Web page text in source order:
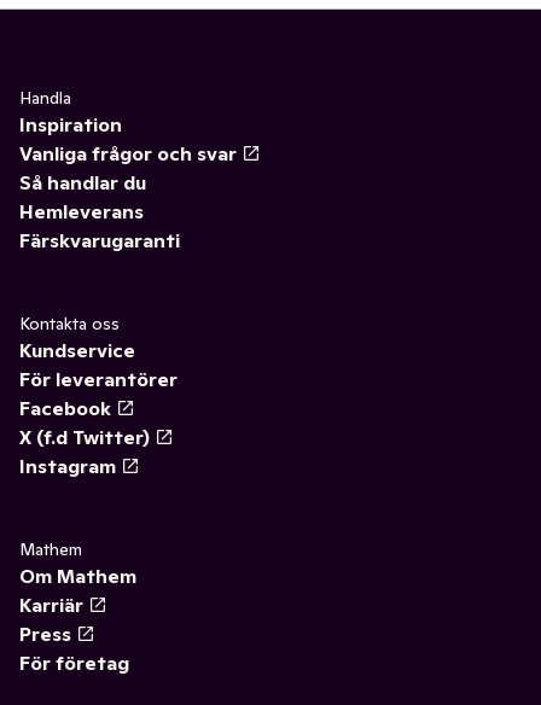
Handla
Inspiration
Vanliga frågor och svar
Så handlar du
Hemleverans
Färskvarugaranti
Kontakta oss
Kundservice
För leverantörer
Facebook
X (f.d Twitter)
Instagram
Mathem
Om Mathem
Karriär
Press
För företag